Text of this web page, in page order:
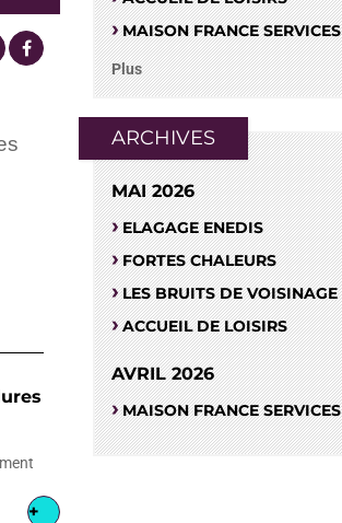
+
MAISON FRANCE SERVICES
Plus
ARCHIVES
MAI 2026
ELAGAGE ENEDIS
FORTES CHALEURS
LES BRUITS DE VOISINAGE
ACCUEIL DE LOISIRS
AVRIL 2026
MAISON FRANCE SERVICES